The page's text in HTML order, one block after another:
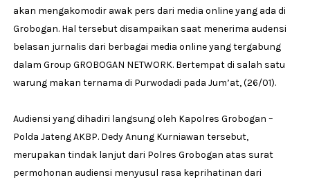
akan mengakomodir awak pers dari media online yang ada di
Grobogan. Hal tersebut disampaikan saat menerima audensi
belasan jurnalis dari berbagai media online yang tergabung
dalam Group GROBOGAN NETWORK. Bertempat di salah satu
warung makan ternama di Purwodadi pada Jum’at, (26/01).
Audiensi yang dihadiri langsung oleh Kapolres Grobogan –
Polda Jateng AKBP. Dedy Anung Kurniawan tersebut,
merupakan tindak lanjut dari Polres Grobogan atas surat
permohonan audiensi menyusul rasa keprihatinan dari